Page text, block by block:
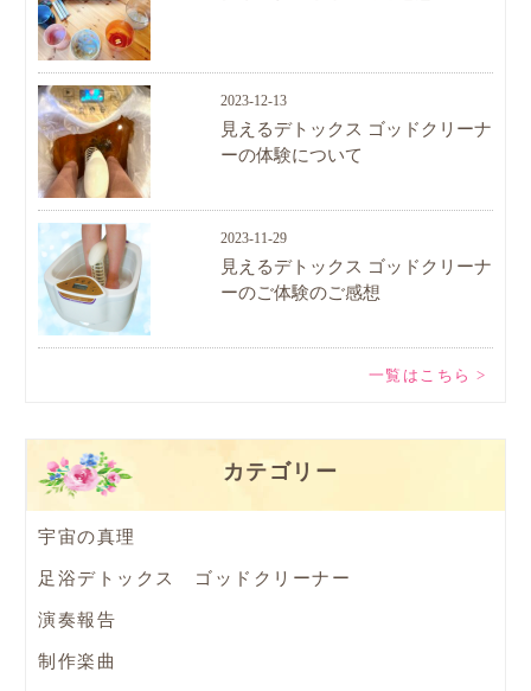
2023-12-13
見えるデトックス ゴッドクリーナ
ーの体験について
2023-11-29
見えるデトックス ゴッドクリーナ
ーのご体験のご感想
一覧はこちら >
カテゴリー
宇宙の真理
足浴デトックス ゴッドクリーナー
演奏報告
制作楽曲